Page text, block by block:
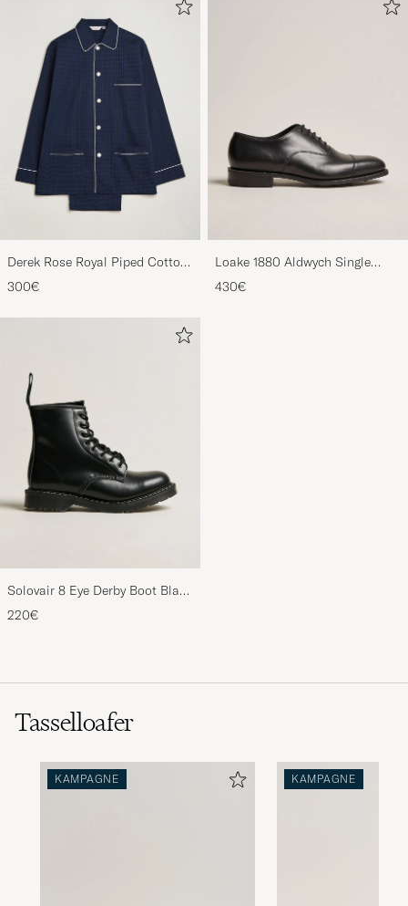
Derek Rose Royal Piped Cotton
Pyjama Set Navy
300€
Loake 1880 Aldwych Single
Oxford Black Calf
430€
Solovair 8 Eye Derby Boot Black
Shine
220€
Tasselloafer
KAMPAGNE KAMPAGNE